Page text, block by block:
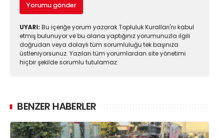
Yorumu gönder
UYARI: Bu içeriğe yorum yazarak Topluluk Kuralları'nı kabul
etmiş bulunuyor ve bu alana yaptığınız yorumunuzla ilgili
doğrudan veya dolaylı tüm sorumluluğu tek başınıza
üstleniyorsunuz. Yazılan tüm yorumlardan site yönetimi
hiçbir şekilde sorumlu tutulamaz.
BENZER HABERLER